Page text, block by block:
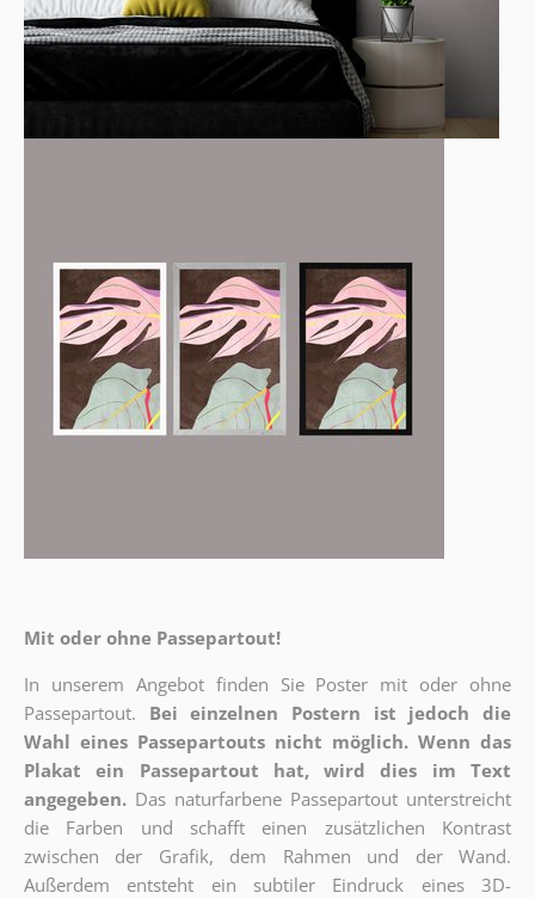
Mit oder ohne Passepartout!
In unserem Angebot finden Sie Poster mit oder ohne
Passepartout.
Bei einzelnen Postern ist jedoch die
Wahl eines Passepartouts nicht möglich. Wenn das
Plakat ein Passepartout hat, wird dies im Text
angegeben. Das naturfarbene Passepartout unterstreicht
die Farben und schafft einen zusätzlichen Kontrast
zwischen der Grafik, dem Rahmen und der Wand.
Außerdem entsteht ein subtiler Eindruck eines 3D-